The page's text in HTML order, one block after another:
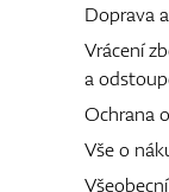
Doprava
Vrácení
a
Ochrana
Vše o